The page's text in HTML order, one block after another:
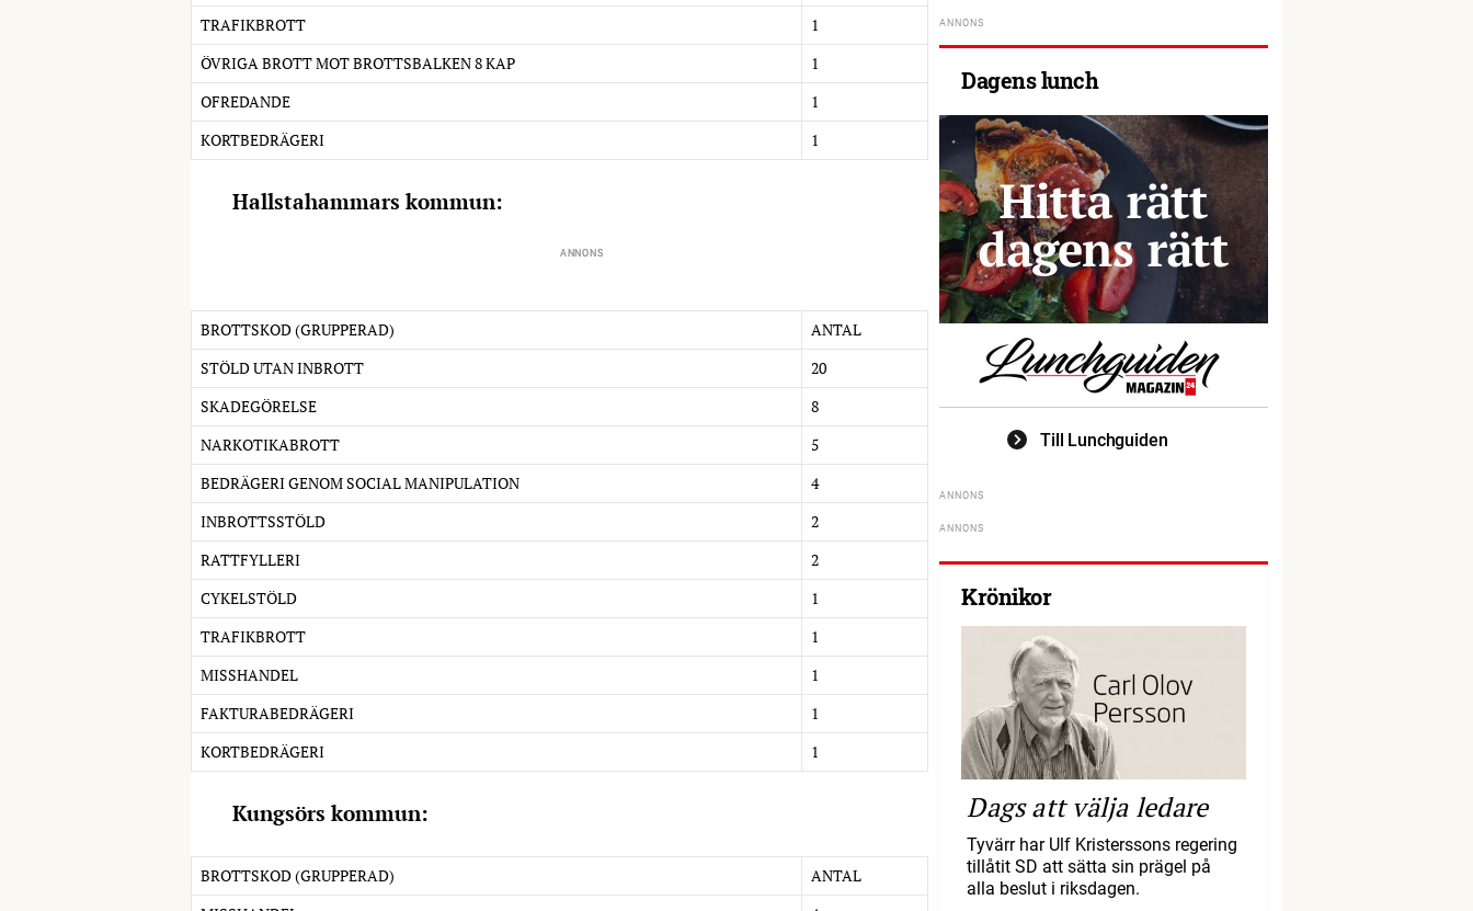
TRAFIKBROTT
1
ÖVRIGA BROTT MOT BROTTSBALKEN 8 KAP
1
OFREDANDE
1
KORTBEDRÄGERI
1
Hallstahammars kommun:
BROTTSKOD (GRUPPERAD)
ANTAL
STÖLD UTAN INBROTT
20
SKADEGÖRELSE
8
NARKOTIKABROTT
5
BEDRÄGERI GENOM SOCIAL MANIPULATION
4
INBROTTSSTÖLD
2
RATTFYLLERI
2
CYKELSTÖLD
1
TRAFIKBROTT
1
MISSHANDEL
1
FAKTURABEDRÄGERI
1
KORTBEDRÄGERI
1
Kungsörs kommun:
BROTTSKOD (GRUPPERAD)
ANTAL
Dagens lunch
Till Lunchguiden
Krönikor
Dags att välja ledare
Tyvärr har Ulf Kristerssons regering
tillåtit SD att sätta sin prägel på
alla beslut i riksdagen.